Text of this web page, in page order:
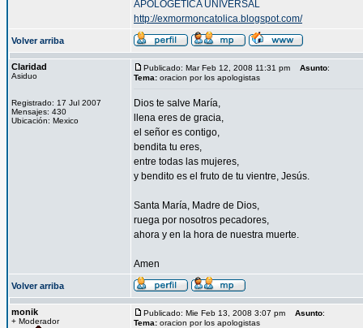
APOLOGETICA UNIVERSAL
http://exmormoncatolica.blogspot.com/
Volver arriba
Claridad
Asiduo
Registrado: 17 Jul 2007
Mensajes: 430
Ubicación: Mexico
Publicado: Mar Feb 12, 2008 11:31 pm Asunto:
Tema: oracion por los apologistas
Dios te salve María,
llena eres de gracia,
el señor es contigo,
bendita tu eres,
entre todas las mujeres,
y bendito es el fruto de tu vientre, Jesús.
Santa María, Madre de Dios,
ruega por nosotros pecadores,
ahora y en la hora de nuestra muerte.
Amen
Volver arriba
monik
+ Moderador
Publicado: Mie Feb 13, 2008 3:07 pm Asunto:
Tema: oracion por los apologistas